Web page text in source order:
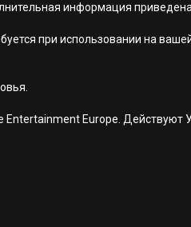
информация
при использовании на
Europe. Действуют